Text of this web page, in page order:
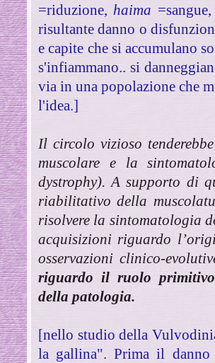
=riduzione, haima
risultante danno o
e capite che si accumulano
s'infiammano.. si
via in una popolazione che
l'idea.]
Il circolo vizioso
muscolare e la
dystrophy). A supporto di
riabilitativo della
risolvere la sintomatologia
acquisizioni riguardo
osservazioni clinico-
riguardo il ruolo primitivo
della patologia.
[nello studio della
la gallina". Prima il